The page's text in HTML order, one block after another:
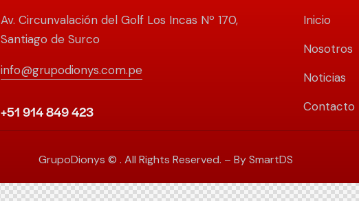
Av. Circunvalación del Golf Los Incas Nº 170,
Santiago de Surco
info@grupodionys.com.pe
+51 914 849 423
Inicio
Nosotros
Noticias
Contacto
GrupoDionys © . All Rights Reserved. – BySmartDS